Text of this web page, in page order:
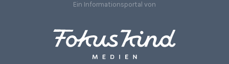
Ein Informationsportal von